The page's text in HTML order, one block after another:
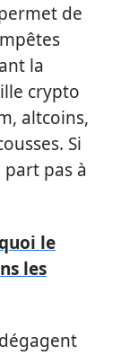
de
la
crypto
altcoins,
Si
pas à
le
les